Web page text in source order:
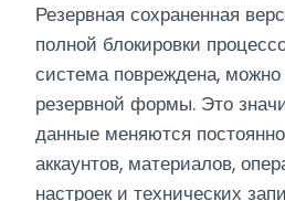
Резервная сохраненная
полной блокировки
система повреждена,
резервной формы. Это
данные меняются
аккаунтов, материалов,
настроек и технических